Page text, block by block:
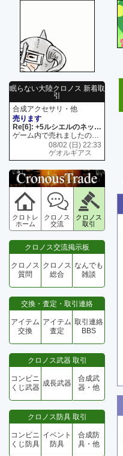
眠らない大陸クロノス 新着取
引
合成アクセサリ・他
売ります
Re[6]: +5ルシエルのネックレス
ゲーム内で売れましたので 在庫がネク1 リング4 となります リングのお値段は80G といたします
08/02 (日) 22:33
ゲオルギアス
クロトレ
ホーム
クロノス
交流
クロノス
取引
クロノス交流掲示板
クロノス
質問
クロノス
総合
なんでも
雑談
交換・査定・取引連絡
アイテム
交換
アイテム
査定
取引連絡
BBS
クロノス武器 取引
コンビニ
くじ武器 成長武器
合成武
器・他
クロノス防具 取引
コンビニ
くじ防具
イベント
防具
合成防
具・他